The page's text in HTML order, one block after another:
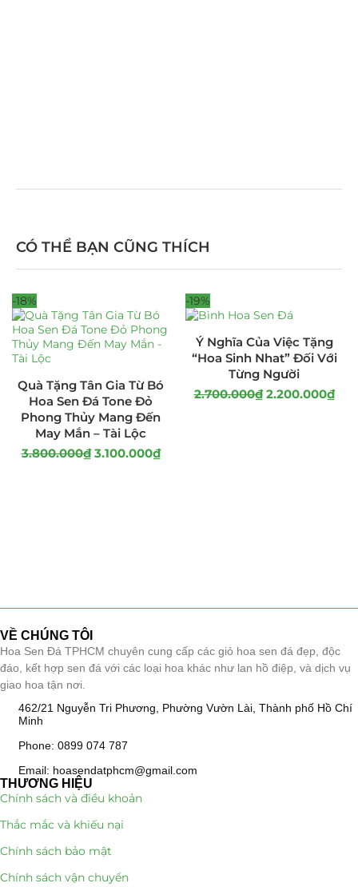
CÓ THỂ BẠN CŨNG THÍCH
-18%
Quà Tặng Tân Gia Từ Bó
Hoa Sen Đá Tone Đỏ
Phong Thủy Mang Đến
May Mắn – Tài Lộc
3.800.000₫ 3.100.000₫
-19%
Ý Nghĩa Của Việc Tặng
“Hoa Sinh Nhat” Đối Với
Từng Người
2.700.000₫ 2.200.000₫
VỀ CHÚNG TÔI
Hoa Sen Đá TPHCM chuyên cung cấp các giỏ hoa sen đá đẹp, độc
đáo, kết hợp sen đá với các loại hoa khác như lan hồ điệp, và dịch vụ
giao hoa tận nơi.
462/21 Nguyễn Tri Phương, Phường Vườn Lài, Thành phố Hồ Chí
Minh
Phone: 0899 074 787
Email: hoasendatphcm@gmail.com
THƯƠNG HIỆU
Chính sách và điều khoản
Thắc mắc và khiếu nại
Chính sách bảo mật
Chính sách vận chuyển